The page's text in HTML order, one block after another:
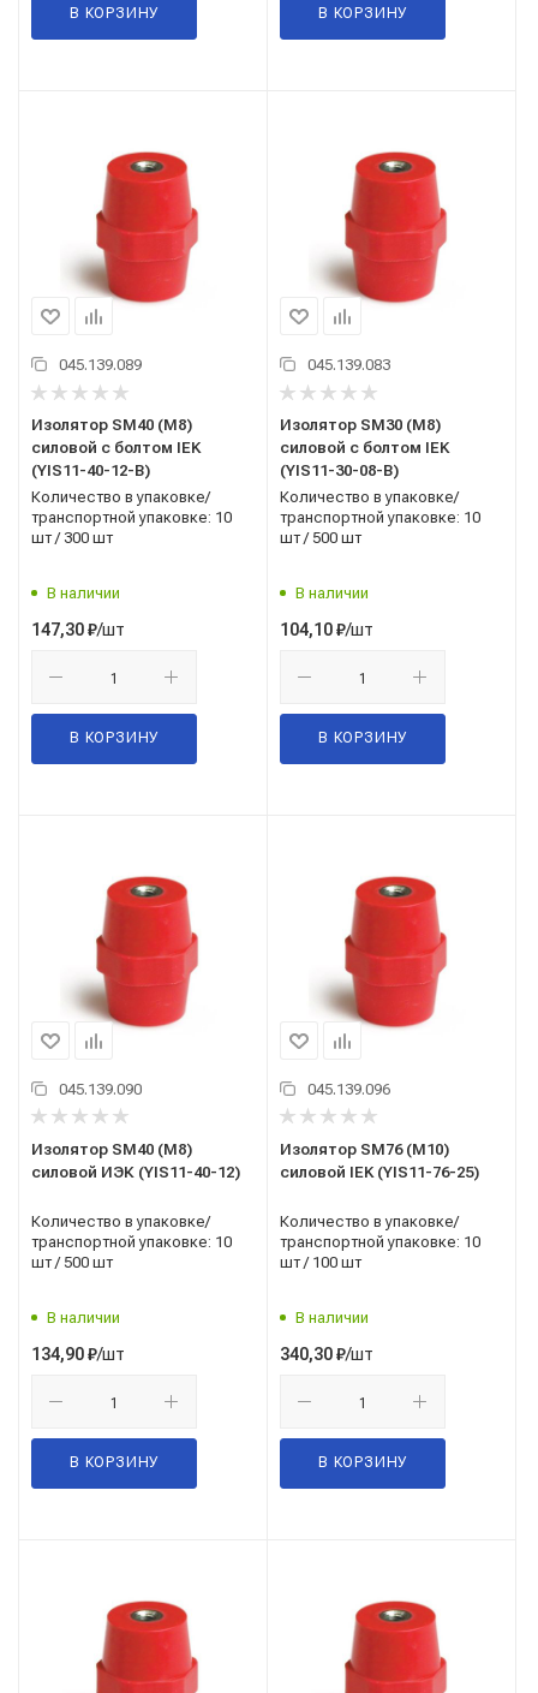
В КОРЗИНУ В КОРЗИНУ
045.139.089
Изолятор SM40 (М8)
силовой с болтом IEK
(YIS11-40-12-B)
Количество в упаковке/
транспортной упаковке: 10
шт / 300 шт
В наличии
147,30₽/шт
В КОРЗИНУ
045.139.083
Изолятор SM30 (М8)
силовой с болтом IEK
(YIS11-30-08-B)
Количество в упаковке/
транспортной упаковке: 10
шт / 500 шт
В наличии
104,10₽/шт
В КОРЗИНУ
045.139.090
Изолятор SM40 (М8)
силовой ИЭК (YIS11-40-12)
Количество в упаковке/
транспортной упаковке: 10
шт / 500 шт
В наличии
134,90₽/шт
В КОРЗИНУ
045.139.096
Изолятор SM76 (М10)
силовой IEK (YIS11-76-25)
Количество в упаковке/
транспортной упаковке: 10
шт / 100 шт
В наличии
340,30₽/шт
В КОРЗИНУ